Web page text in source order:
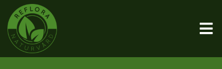
Fortsätt
till
innehållet